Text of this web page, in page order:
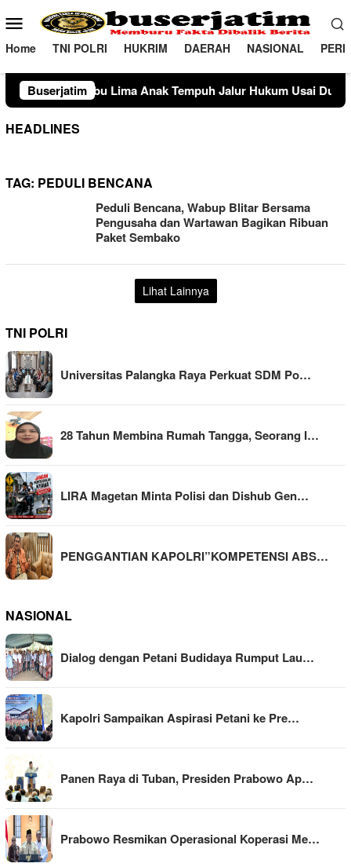
ke
konten
Menu
Mobile
Home TNI POLRI HUKRIM DAERAH NASIONAL
Buserjatim
Anak Tempuh Jalur Hukum Usai Dugaan Perselingkuhan
HEADLINES
TAG: PEDULI BENCANA
Peduli Bencana, Wabup Blitar Bersama
Pengusaha dan Wartawan Bagikan Ribuan
Paket Sembako
Lihat Lainnya
TNI POLRI
Universitas Palangka Raya Perkuat SDM Po…
28 Tahun Membina Rumah Tangga, Seorang I…
LIRA Magetan Minta Polisi dan Dishub Gen…
PENGGANTIAN KAPOLRI”KOMPETENSI ABS…
NASIONAL
Dialog dengan Petani Budidaya Rumput Lau…
Kapolri Sampaikan Aspirasi Petani ke Pre…
Panen Raya di Tuban, Presiden Prabowo Ap…
Prabowo Resmikan Operasional Koperasi Me…